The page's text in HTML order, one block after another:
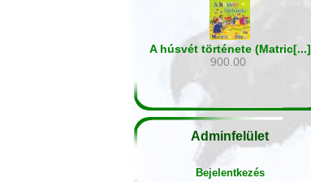
A húsvét története (Matric[...]
900.00
Adminfelület
Bejelentkezés